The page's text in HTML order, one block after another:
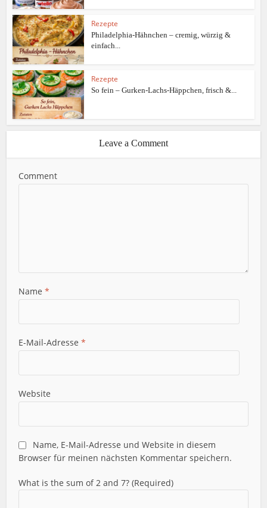
Rezepte
Philadelphia-Hähnchen – cremig, würzig &
einfach...
Rezepte
So fein – Gurken-Lachs-Häppchen, frisch &...
Leave a Comment
Comment
Name*
E-Mail-Adresse*
Website
Name, E-Mail-Adresse und Website in diesem
Browser für meinen nächsten Kommentar speichern.
What is the sum of 2 and 7? (Required)